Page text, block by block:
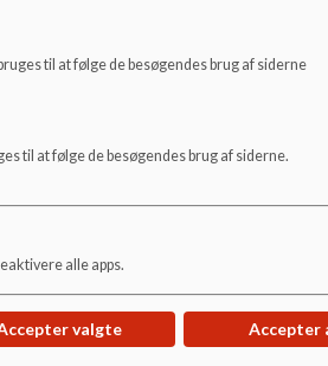
til at følge de besøgendes brug af siderne
til at følge de besøgendes brug af siderne.
alle apps.
valgte Accepter